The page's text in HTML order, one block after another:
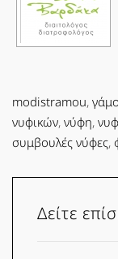
modistramou,
νυφικών, νύφη,
συμβουλές νύφες,
Δείτε